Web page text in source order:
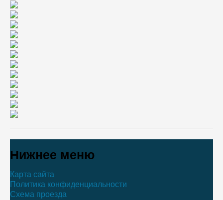
Нижнее меню
Карта сайта
Политика конфиденциальности
Схема проезда